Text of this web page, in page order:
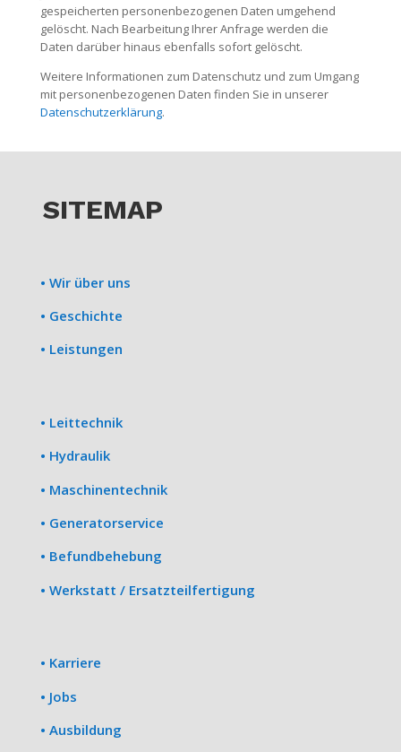
gespeicherten personenbezogenen Daten umgehend
gelöscht. Nach Bearbeitung Ihrer Anfrage werden die
Daten darüber hinaus ebenfalls sofort gelöscht.
Weitere Informationen zum Datenschutz und zum Umgang
mit personenbezogenen Daten finden Sie in unserer
Datenschutzerklärung.
SITEMAP
• Wir über uns
• Geschichte
• Leistungen
• Leittechnik
• Hydraulik
• Maschinentechnik
• Generatorservice
• Befundbehebung
• Werkstatt / Ersatzteilfertigung
• Karriere
• Jobs
• Ausbildung